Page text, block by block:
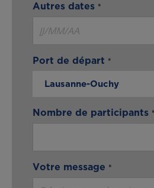
Autres dates
Port de départ
Lausanne-Ouchy
Nombre de participants
Votre message